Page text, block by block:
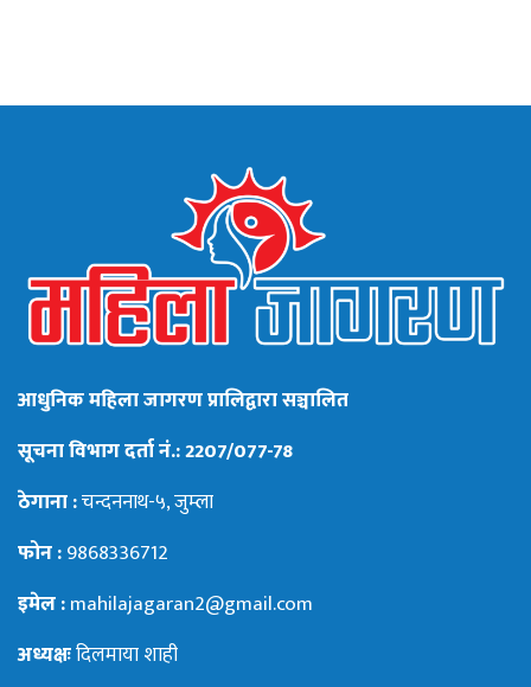
आधुनिक महिला जागरण प्रालिद्वारा सञ्चालित
सूचना विभाग दर्ता नं.: 2207/077-78
ठेगाना :चन्दननाथ-५, जुम्ला
फोन :9868336712
इमेल :mahilajagaran2@gmail.com
अध्यक्षःदिलमाया शाही